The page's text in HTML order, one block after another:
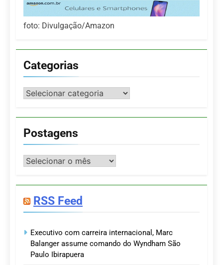
foto: Divulgação/Amazon
Categorias
Categorias
Postagens
Postagens
RSS Feed
Executivo com carreira internacional, Marc
Balanger assume comando do Wyndham São
Paulo Ibirapuera